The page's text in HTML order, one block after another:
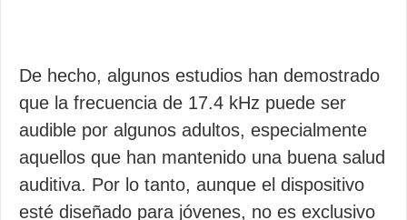
De hecho, algunos estudios han demostrado
que la frecuencia de 17.4 kHz puede ser
audible por algunos adultos, especialmente
aquellos que han mantenido una buena salud
auditiva. Por lo tanto, aunque el dispositivo
esté diseñado para jóvenes, no es exclusivo